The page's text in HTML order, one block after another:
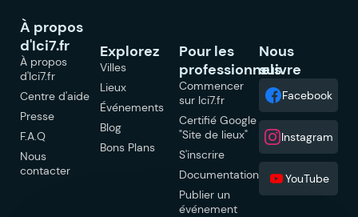
À propos
d'Ici7.fr
À propos
d'Ici7.fr
Centre d'aide
Presse
F.A.Q
Nous
contacter
Explorez
Villes
Lieux
Événements
Blog
Bons Plans
Pour les
professionnels
Commencer
sur Ici7.fr
Certifié Google
"Site de lieux"
S'inscrire
Documentation
Publier un
événement
Nous
suivre
Facebook
Instagram
YouTube